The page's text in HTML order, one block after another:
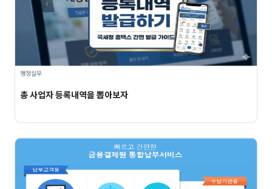
행정실무
총 사업자 등록내역을 뽑아보자